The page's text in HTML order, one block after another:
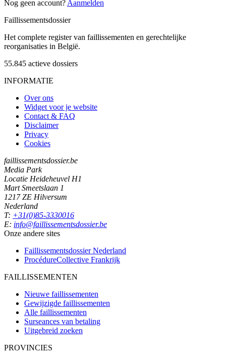
Nog geen account? Aanmelden
Faillissementsdossier
Het complete register van faillissementen en gerechtelijke
reorganisaties in België.
55.845 actieve dossiers
INFORMATIE
Over ons
Widget voor je website
Contact & FAQ
Disclaimer
Privacy
Cookies
faillissementsdossier.be
Media Park
Locatie Heideheuvel H1
Mart Smeetslaan 1
1217 ZE Hilversum
Nederland
T: +31(0)85-3330016
E: info@faillissementsdossier.be
Onze andere sites
Faillissementsdossier Nederland
ProcédureCollective Frankrijk
FAILLISSEMENTEN
Nieuwe faillissementen
Gewijzigde faillissementen
Alle faillissementen
Surseances van betaling
Uitgebreid zoeken
PROVINCIES